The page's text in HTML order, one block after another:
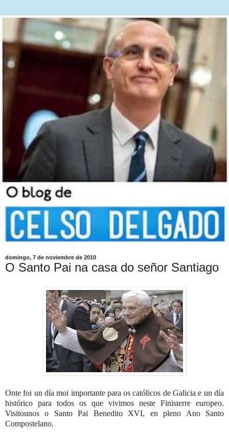
domingo, 7 de noviembre de 2010
O Santo Pai na casa do señor Santiago
Onte foi un día moi importante para os católicos de Galicia e un día
histórico para todos os que vivimos neste Finisterre europeo.
Visitounos o Santo Pai Benedito XVI, en pleno Ano Santo
Compostelano.